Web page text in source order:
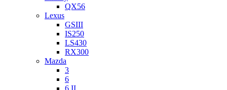
QX56
Lexus
GSIII
IS250
LS430
RX300
Mazda
3
6
6 II